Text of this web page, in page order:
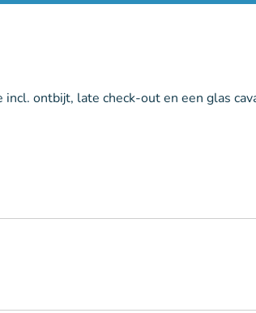
ontbijt, late check-out en een glas